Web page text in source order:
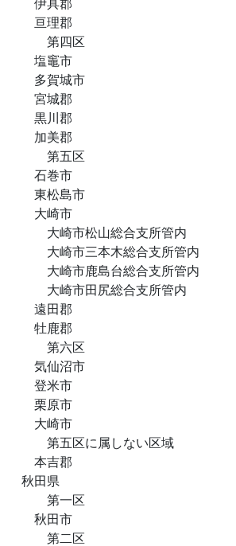
亘理郡
第四区
塩竈市
多賀城市
宮城郡
黒川郡
加美郡
第五区
石巻市
東松島市
大崎市
大崎市松山総合支所管内
大崎市三本木総合支所管内
大崎市鹿島台総合支所管内
大崎市田尻総合支所管内
遠田郡
牡鹿郡
第六区
気仙沼市
登米市
栗原市
大崎市
第五区に属しない区域
本吉郡
秋田県
第一区
秋田市
第二区